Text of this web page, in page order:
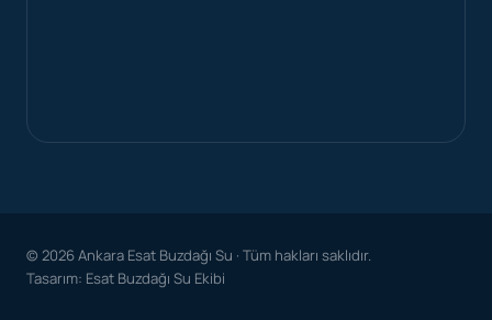
© 2026 Ankara Esat Buzdağı Su · Tüm hakları saklıdır.
Tasarım: Esat Buzdağı Su Ekibi